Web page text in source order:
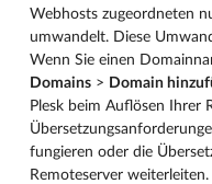
Webhosts zugeordneten
umwandelt. Diese
Wenn Sie einen
Domains > Domain
Plesk beim Auflösen Ihrer
fungieren oder die
Remoteserver